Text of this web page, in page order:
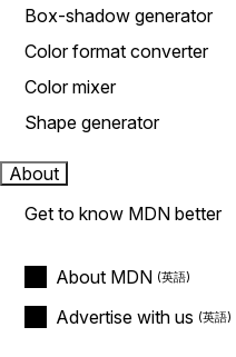
Box-shadow generator
Color format converter
Color mixer
Shape generator
About
Get to know MDN better
About MDN
Advertise with us